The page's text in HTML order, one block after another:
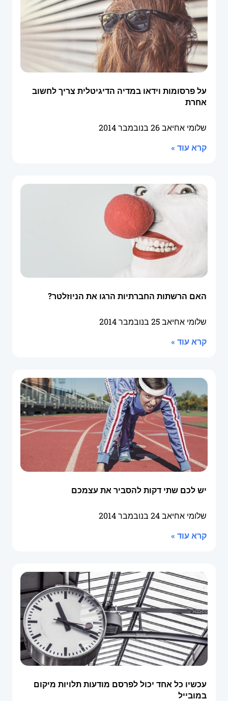
על פרסומות וידאו במדיה הדיגיטלית צריך לחשוב
אחרת
שלומי אחיאב26 בנובמבר 2014
קרא עוד »
האם הרשתות החברתיות הרגו את הניוזלטר?
שלומי אחיאב25 בנובמבר 2014
קרא עוד »
יש לכם שתי דקות להסביר את עצמכם
שלומי אחיאב24 בנובמבר 2014
קרא עוד »
עכשיו כל אחד יכול לפרסם מודעות תלויות מיקום
במובייל